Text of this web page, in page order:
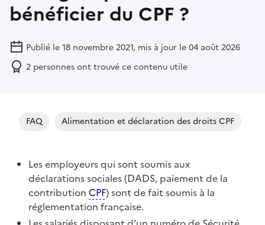
bénéficier du CPF ?
Publié le 18 novembre 2021, mis à jour le 04 août 2026
2 personnes ont trouvé ce contenu utile
FAQ Alimentation et déclaration des droits CPF
Les employeurs qui sont soumis aux
déclarations sociales (DADS, paiement de la
contribution CPF) sont de fait soumis à la
réglementation française.